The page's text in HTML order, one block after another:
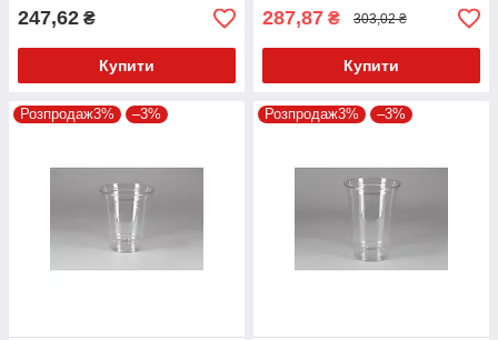
247,62 ₴
Купити
287,87 ₴ 303,02 ₴
Купити
Розпродаж3% –3% Розпродаж3% –3%